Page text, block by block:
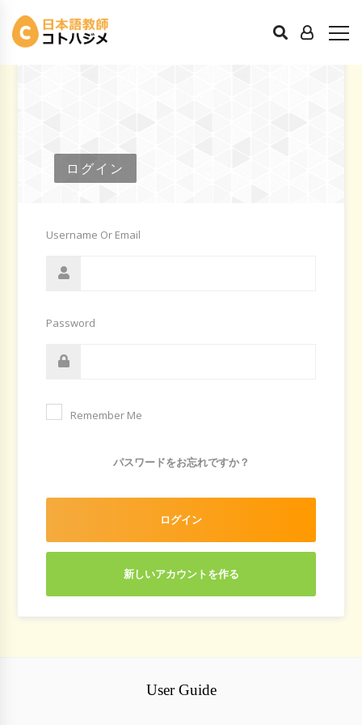
ログイン
Username Or Email
Password
Remember Me
パスワードをお忘れですか？
ログイン
新しいアカウントを作る
User Guide